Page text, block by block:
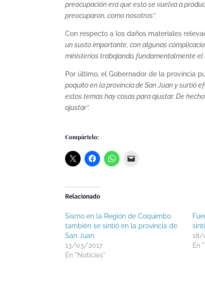
preocupación era que esto se vuelva a
preocuparon, como nosotros”.
Con respecto a los daños materiales
un susto importante, con algunas
ministerios trabajando, fundamentalmente
Por último, el Gobernador de la provincia
poquito en la provincia de San Juan y surtió
estos temas hay cosas para ajustar. De
ajustar”.
Compártelo:
Relacionado
Sismo en la Región de Coquimbo
también se sintió en la provincia de
San Juan
13/03/2017
En "Noticias"
18/
En